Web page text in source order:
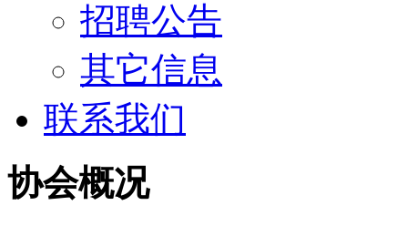
招聘公告
其它信息
联系我们
协会概况